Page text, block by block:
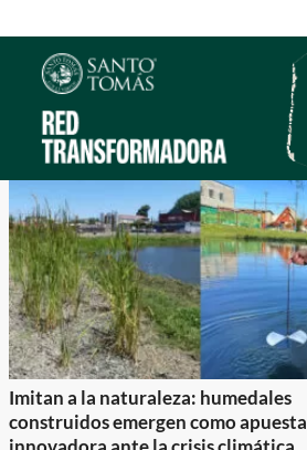
Imitan a la naturaleza: humedales
construidos emergen como apuesta